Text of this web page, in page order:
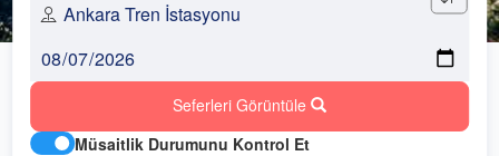
Seferleri Görüntüle
Müsaitlik Durumunu Kontrol Et